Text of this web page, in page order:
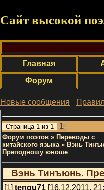
Сайт высокой
Главная
Форум
Новые сообщения ·
Страница 1 из 1 1
Форум поэтов » Переводы с
китайского языка » Вэнь
Преподношу юноше
Вэнь Тинъюнь.
[1] tengu71 [16.12.2011,